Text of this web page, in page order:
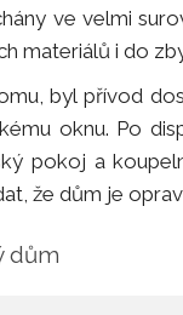
ve velmi
materiálů i do
byl přívod
oknu. Po
pokoj a
že dům je
dům